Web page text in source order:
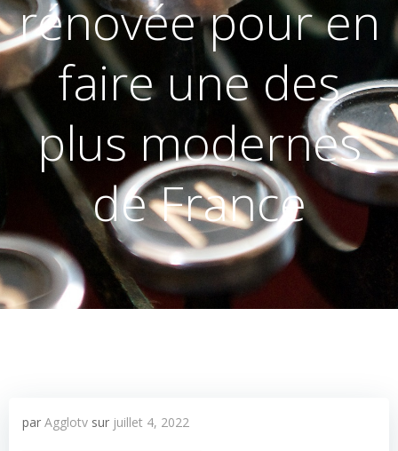
rénovée pour en
faire une des
plus modernes
de France
par Agglotv sur juillet 4, 2022